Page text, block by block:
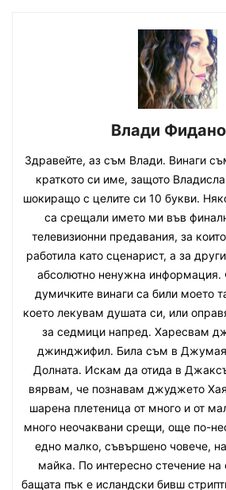
Влади
Здравейте, аз съм Влади. Винаги
краткото си име, защото
шокиращо с целите си 10 букви.
са срещали името ми във
телевизионни предавания, за
работила като сценарист, а за
абсолютно ненужна информация.
думичките винаги са били моето
което лекувам душата си, или
за седмици напред. Харесвам
джинджифил. Била съм в
Долната. Искам да отида в
вярвам, че познавам джуджето
шарена плетеница от много и от
много неочаквани срещи, още по-
едно малко, съвършено човече,
майка. По интересно стечение на
бащата пък е исландски бивш